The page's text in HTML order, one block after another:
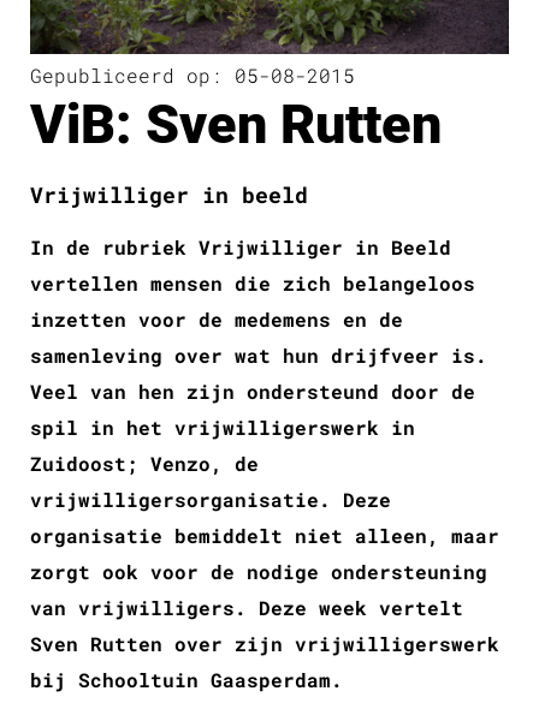
Gepubliceerd op: 05-08-2015
ViB: Sven Rutten
Vrijwilliger in beeld
In de rubriek Vrijwilliger in Beeld
vertellen mensen die zich belangeloos
inzetten voor de medemens en de
samenleving over wat hun drijfveer is.
Veel van hen zijn ondersteund door de
spil in het vrijwilligerswerk in
Zuidoost; Venzo, de
vrijwilligersorganisatie. Deze
organisatie bemiddelt niet alleen, maar
zorgt ook voor de nodige ondersteuning
van vrijwilligers. Deze week vertelt
Sven Rutten over zijn vrijwilligerswerk
bij Schooltuin Gaasperdam.